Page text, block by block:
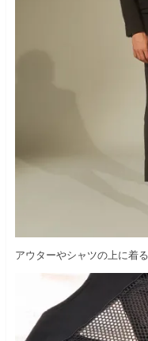
アウターやシャツの上に着